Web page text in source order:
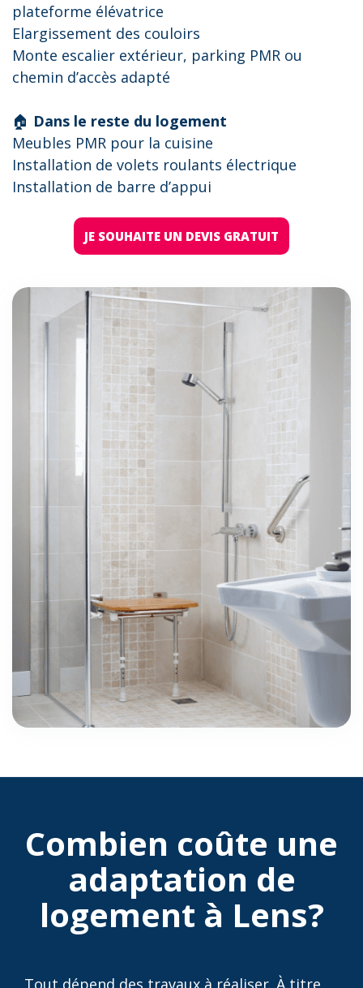
plateforme élévatrice
Elargissement des couloirs
Monte escalier extérieur, parking PMR ou
chemin d’accès adapté
🏠 Dans le reste du logement
Meubles PMR pour la cuisine
Installation de volets roulants électrique
Installation de barre d’appui
JE SOUHAITE UN DEVIS GRATUIT
Combien coûte une
adaptation de
logement à Lens?